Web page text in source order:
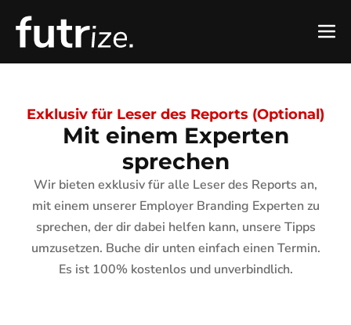
Exklusiv für Leser des Reports (Optional)
Mit einem Experten
sprechen
Wir bieten exklusiv für alle Leser des Reports an,
mit einem unserer Employer Branding Experten zu
sprechen, der dir dabei helfen kann, unsere Tipps
umzusetzen. Buche dir unten einfach einen Termin.
Es ist 100% kostenlos und unverbindlich.